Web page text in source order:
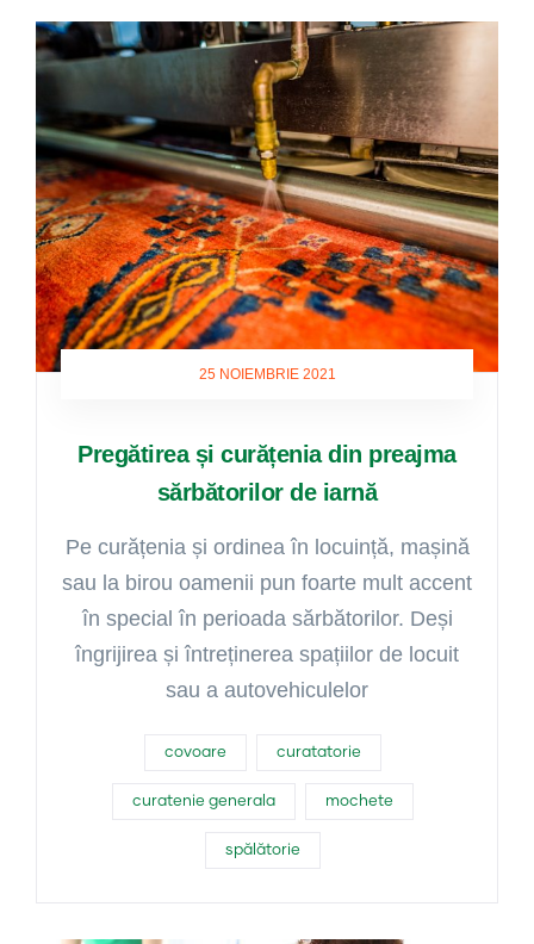
25 NOIEMBRIE 2021
Pregătirea și curățenia din preajma
sărbătorilor de iarnă
Pe curățenia și ordinea în locuință, mașină
sau la birou oamenii pun foarte mult accent
în special în perioada sărbătorilor. Deși
îngrijirea și întreținerea spațiilor de locuit
sau a autovehiculelor
covoare curatatorie
curatenie generala mochete
spălătorie